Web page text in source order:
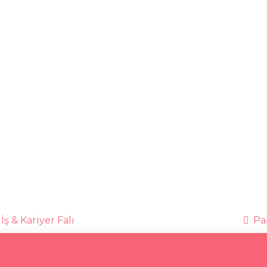
İş & Kariyer Falı